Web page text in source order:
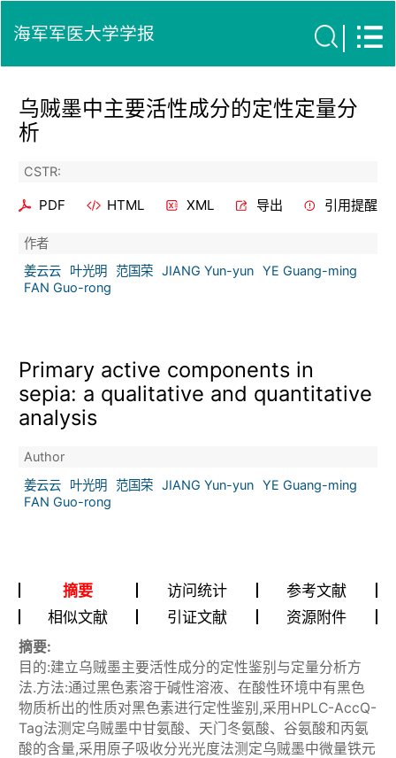
海军军医大学学报
乌贼墨中主要活性成分的定性定量分
析
CSTR:
PDF HTML XML 导出 引用提醒
作者
姜云云
叶光明 范国荣 JIANG Yun-yun YE Guang-ming
FAN Guo-rong
Primary active components in
sepia: a qualitative and quantitative
analysis
Author
姜云云
叶光明 范国荣 JIANG Yun-yun YE Guang-ming
FAN Guo-rong
摘要 访问统计
参考文献
相似文献
引证文献 资源附件
摘要:
目的:建立乌贼墨主要活性成分的定性鉴别与定量分析方
法.方法:通过黑色素溶于碱性溶液、在酸性环境中有黑色
物质析出的性质对黑色素进行定性鉴别,采用HPLC-AccQ-
Tag法测定乌贼墨中甘氨酸、天门冬氨酸、谷氨酸和丙氨
酸的含量,采用原子吸收分光光度法测定乌贼墨中微量铁元